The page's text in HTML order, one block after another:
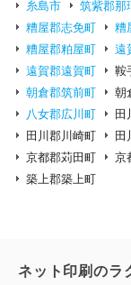
糸島市
筑紫郡那
糟屋郡志免町
糟
糟屋郡粕屋町
遠
遠賀郡遠賀町
鞍
朝倉郡筑前町
朝
八女郡広川町
田
田川郡川崎町
田
京都郡苅田町
京
築上郡築上町
ネット印刷のラ